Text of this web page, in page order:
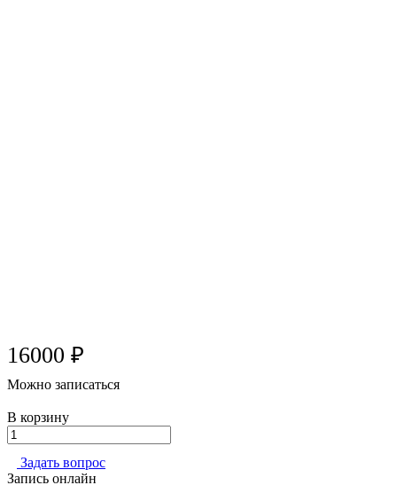
16000 ₽
Можно записаться
В корзину
Задать вопрос
Запись онлайн